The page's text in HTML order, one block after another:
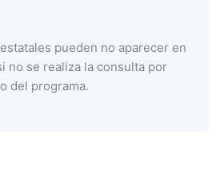
pueden no aparecer en
no se realiza la consulta por
del programa.